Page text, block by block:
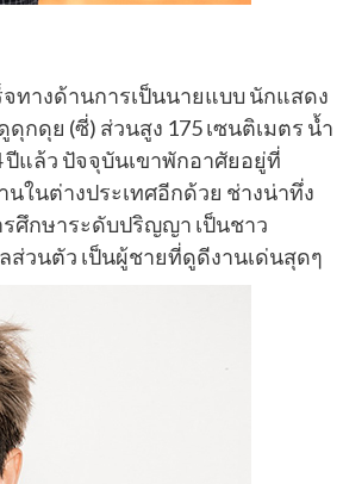
ทางด้านการเป็นนายแบบ นักแสดง
กดุย (ซี่) ส่วนสูง 175 เซนติเมตร น้ำ
ปีแล้ว ปัจจุบันเขาพักอาศัยอยู่ที่
ในต่างประเทศอีกด้วย ช่างน่าทึ่ง
ศึกษาระดับปริญญา เป็นชาว
ส่วนตัว เป็นผู้ชายที่ดูดีงานเด่นสุดๆ